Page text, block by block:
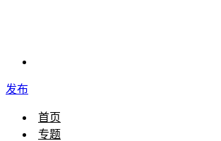
发布
首页
专题